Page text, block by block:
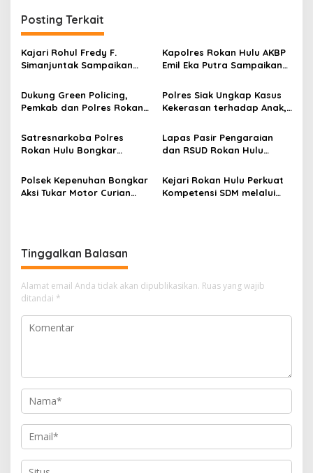
Posting Terkait
Kajari Rohul Fredy F.
Simanjuntak Sampaikan
Riau ke-69
Kapolres Rokan Hulu AKBP
Emil Eka Putra Sampaikan
Wafatnya AIPTU Rinaldi
Dukung Green Policing,
Pemkab dan Polres Rokan
Lingkungan Hidup
Polres Siak Ungkap Kasus
Kekerasan terhadap Anak,
Satresnarkoba Polres
Rokan Hulu Bongkar
Pelaku Ditangkap di
Perkebunan Sawit
Lapas Pasir Pengaraian
dan RSUD Rokan Hulu
Darah untuk Kemanusiaan
Polsek Kepenuhan Bongkar
Aksi Tukar Motor Curian
Kejari Rokan Hulu Perkuat
Kompetensi SDM melalui
Tinggalkan Balasan
Alamat email Anda tidak akan dipublikasikan. Ruas yang wajib
ditandai *